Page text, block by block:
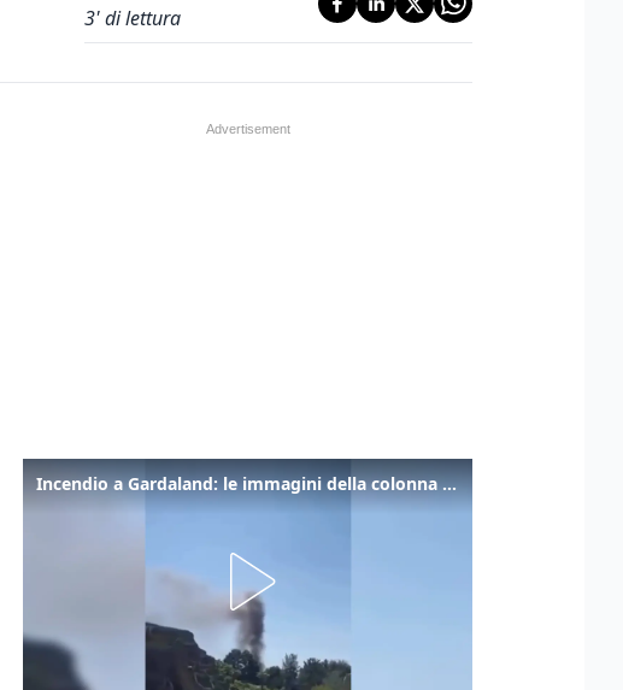
3' di lettura
Incendio a Gardaland: le immagini della colonna di fumo